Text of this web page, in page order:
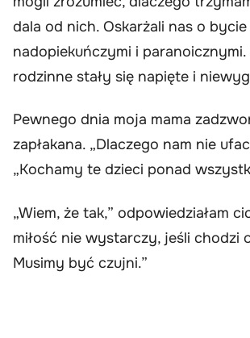
dala od nich. Oskarżali nas o bycie
nadopiekuńczymi i
rodzinne stały się napięte i
Pewnego dnia moja mama
zapłakana. „Dlaczego nam nie
„Kochamy te dzieci ponad
„Wiem, że tak,” odpowiedziałam
miłość nie wystarczy, jeśli chodzi
Musimy być czujni.”